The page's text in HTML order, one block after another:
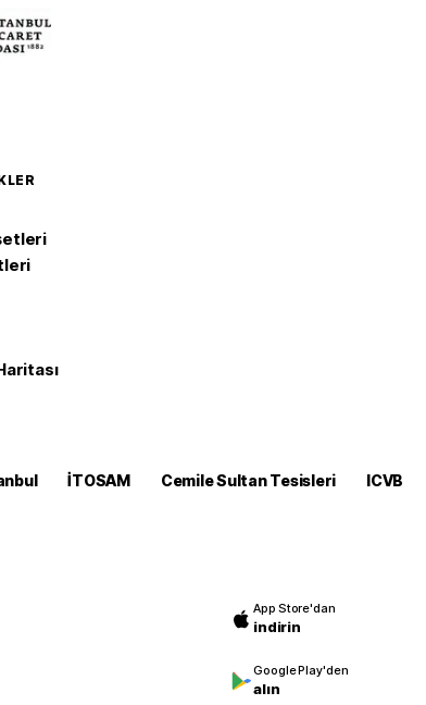
İTOSAM Cemile Sultan Tesisleri
ICVB
App Store'dan
indirin
Google Play'den
alın